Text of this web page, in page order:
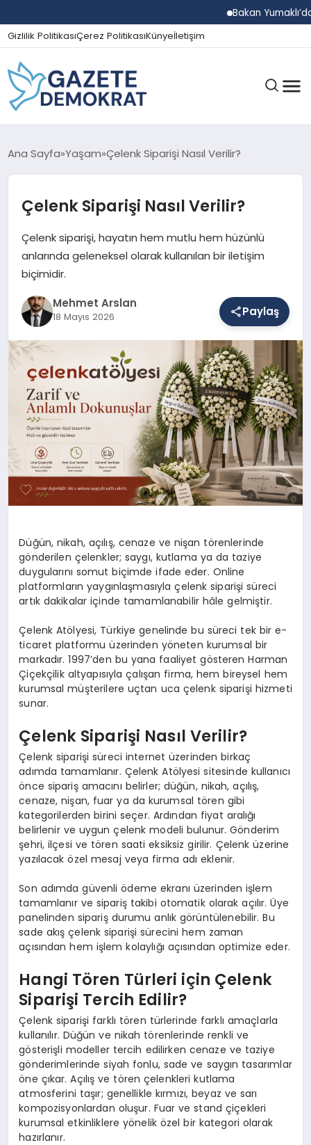
Bakan Yumaklı’dan
Gizlilik PolitikasıÇerez PolitikasıKünyeİletişim
GÜNDEM
EKONOMI
SPOR
MAGAZIN
SAĞLIK
EĞITIM
DÜNYA
Ana Sayfa Yaşam Çelenk Siparişi Nasıl Verilir?
Çelenk Siparişi Nasıl Verilir?
Çelenk siparişi, hayatın hem mutlu hem hüzünlü
anlarında geleneksel olarak kullanılan bir iletişim
biçimidir.
Mehmet Arslan
18 Mayıs 2026 Paylaş
Düğün, nikah, açılış, cenaze ve nişan törenlerinde
gönderilen çelenkler; saygı, kutlama ya da taziye
duygularını somut biçimde ifade eder. Online
platformların yaygınlaşmasıyla çelenk siparişi süreci
artık dakikalar içinde tamamlanabilir hâle gelmiştir.
Çelenk Atölyesi, Türkiye genelinde bu süreci tek bir e-
ticaret platformu üzerinden yöneten kurumsal bir
markadır. 1997’den bu yana faaliyet gösteren Harman
Çiçekçilik altyapısıyla çalışan firma, hem bireysel hem
kurumsal müşterilere uçtan uca çelenk siparişi hizmeti
sunar.
Çelenk Siparişi Nasıl Verilir?
Çelenk siparişi süreci internet üzerinden birkaç
adımda tamamlanır. Çelenk Atölyesi sitesinde kullanıcı
önce sipariş amacını belirler; düğün, nikah, açılış,
cenaze, nişan, fuar ya da kurumsal tören gibi
kategorilerden birini seçer. Ardından fiyat aralığı
belirlenir ve uygun çelenk modeli bulunur. Gönderim
şehri, ilçesi ve tören saati eksiksiz girilir. Çelenk üzerine
yazılacak özel mesaj veya firma adı eklenir.
Son adımda güvenli ödeme ekranı üzerinden işlem
tamamlanır ve sipariş takibi otomatik olarak açılır. Üye
panelinden sipariş durumu anlık görüntülenebilir. Bu
sade akış çelenk siparişi sürecini hem zaman
açısından hem işlem kolaylığı açısından optimize eder.
Hangi Tören Türleri için Çelenk
Siparişi Tercih Edilir?
Çelenk siparişi farklı tören türlerinde farklı amaçlarla
kullanılır. Düğün ve nikah törenlerinde renkli ve
gösterişli modeller tercih edilirken cenaze ve taziye
gönderimlerinde siyah fonlu, sade ve saygın tasarımlar
öne çıkar. Açılış ve tören çelenkleri kutlama
atmosferini taşır; genellikle kırmızı, beyaz ve sarı
kompozisyonlardan oluşur. Fuar ve stand çiçekleri
kurumsal etkinliklere yönelik özel bir kategori olarak
hazırlanır.